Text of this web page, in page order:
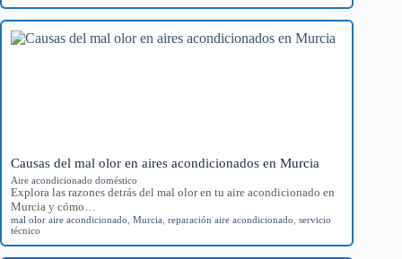
Causas del mal olor en aires acondicionados en Murcia
Aire acondicionado doméstico
Explora las razones detrás del mal olor en tu aire acondicionado en
Murcia y cómo…
mal olor aire acondicionado Murcia reparación aire acondicionado servicio
técnico